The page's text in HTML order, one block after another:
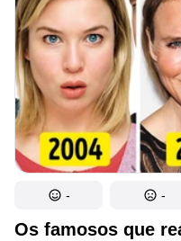
Os famosos que
- -